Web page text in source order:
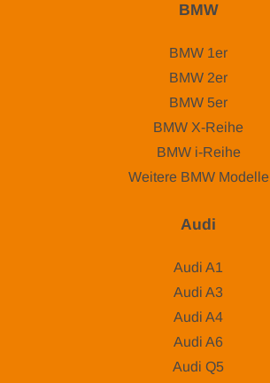
BMW
BMW 1er
BMW 2er
BMW 5er
BMW X-Reihe
BMW i-Reihe
Weitere BMW Modelle
Audi
Audi A1
Audi A3
Audi A4
Audi A6
Audi Q5